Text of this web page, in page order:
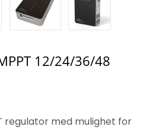
12/24/36/48
regulator med mulighet for